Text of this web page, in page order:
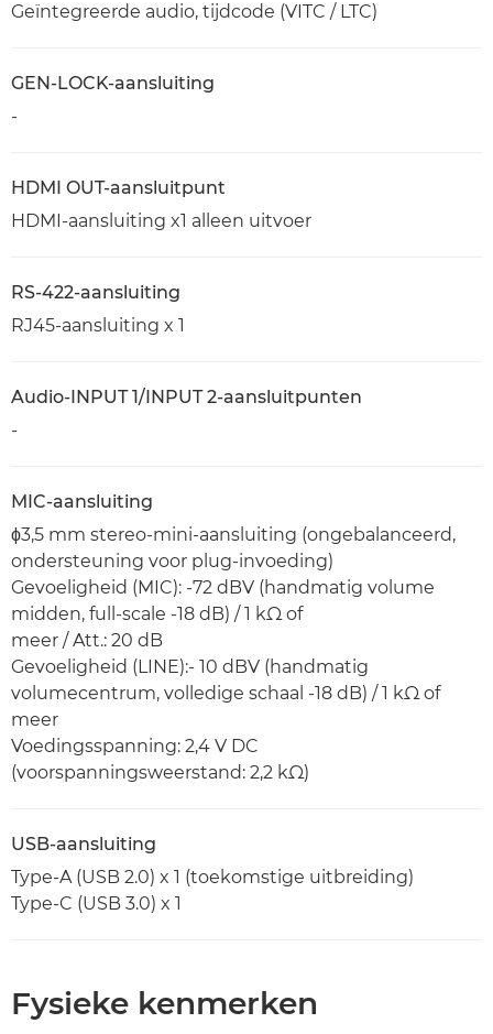
Geïntegreerde audio, tijdcode (VITC / LTC)
GEN-LOCK-aansluiting
-
HDMI OUT-aansluitpunt
HDMI-aansluiting x1 alleen uitvoer
RS-422-aansluiting
RJ45-aansluiting x 1
Audio-INPUT 1/INPUT 2-aansluitpunten
-
MIC-aansluiting
ϕ3,5 mm stereo-mini-aansluiting (ongebalanceerd,
ondersteuning voor plug-invoeding)
Gevoeligheid (MIC): -72 dBV (handmatig volume
midden, full-scale -18 dB) / 1 kΩ of
meer / Att.: 20 dB
Gevoeligheid (LINE):- 10 dBV (handmatig
volumecentrum, volledige schaal -18 dB) / 1 kΩ of
meer
Voedingsspanning: 2,4 V DC
(voorspanningsweerstand: 2,2 kΩ)
USB-aansluiting
Type-A (USB 2.0) x 1 (toekomstige uitbreiding)
Type-C (USB 3.0) x 1
Fysieke kenmerken